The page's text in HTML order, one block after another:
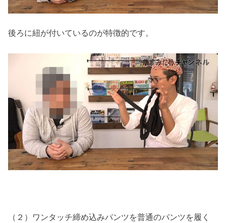
後ろに紐が付いているのが特徴的です。
（２）ワンタッチ締め込みパンツを普通のパンツを履く